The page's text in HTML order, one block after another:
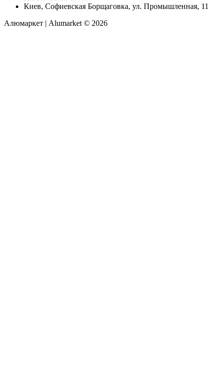
Киев, Софиевская Борщаговка, ул. Промышленная, 11
Алюмаркет | Alumarket © 2026